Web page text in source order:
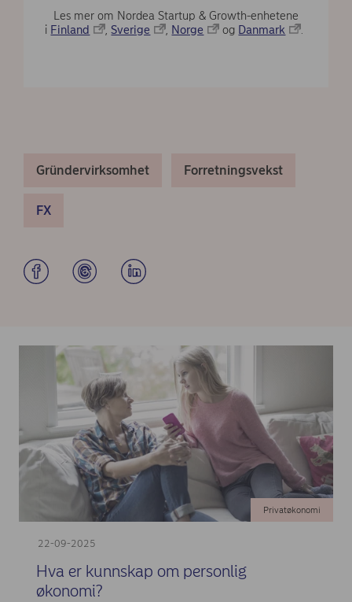
Les mer om Nordea Startup & Growth-enhetene
i Finland ,Sverige , Norge og Danmark .
Gründervirksomhet Forretningsvekst
FX
22-09-2025
Privatøkonomi
Hva er kunnskap om personlig
økonomi?